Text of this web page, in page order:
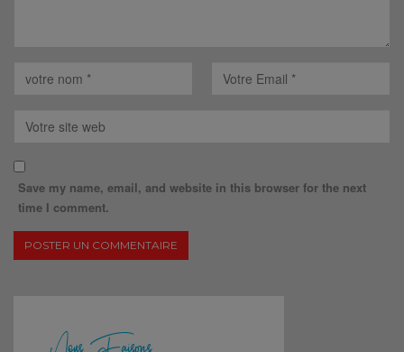
Save my name, email, and website in this browser for the next
time I comment.